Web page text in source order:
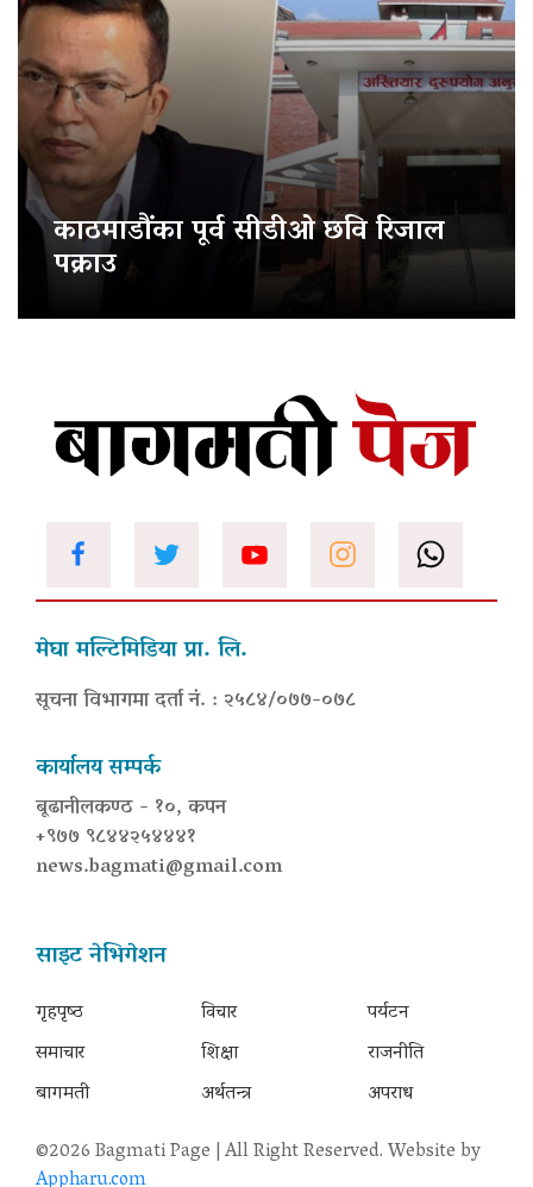
काठमाडौंका पूर्व सीडीओ छवि रिजाल
पक्राउ
मेघा मल्टिमिडिया प्रा. लि.
सूचना विभागमा दर्ता नं. : २५८४/०७७-०७८
कार्यालय सम्पर्क
बूढानीलकण्ठ - १०, कपन
+९७७ ९८४४२५४४४१
news.bagmati@gmail.com
साइट नेभिगेशन
गृहपृष्‍ठ
समाचार
बागमती
विचार
शिक्षा
अर्थतन्त्र
पर्यटन
राजनीति
अपराध
©2026 Bagmati Page | All Right Reserved. Website by